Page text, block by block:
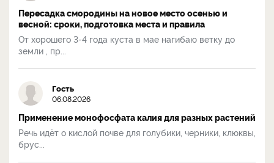
Пересадка смородины на новое место осенью и
весной: сроки, подготовка места и правила
От хорошего 3-4 года куста в мае нагибаю ветку до
земли , пр...
Гость
06.08.2026
Применение монофосфата калия для разных растений
Речь идёт о кислой почве для голубики, черники, клюквы,
брус...